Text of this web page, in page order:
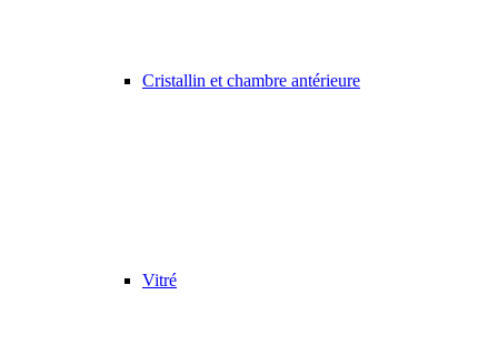
Cristallin et chambre antérieure
Vitré